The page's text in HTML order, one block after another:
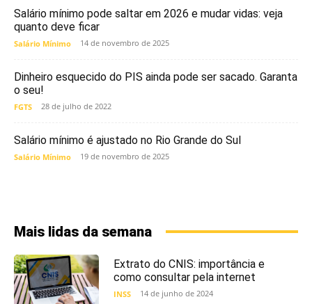
Salário mínimo pode saltar em 2026 e mudar vidas: veja
quanto deve ficar
Salário Mínimo 14 de novembro de 2025
Dinheiro esquecido do PIS ainda pode ser sacado. Garanta
o seu!
FGTS 28 de julho de 2022
Salário mínimo é ajustado no Rio Grande do Sul
Salário Mínimo 19 de novembro de 2025
Mais lidas da semana
Extrato do CNIS: importância e
como consultar pela internet
INSS 14 de junho de 2024